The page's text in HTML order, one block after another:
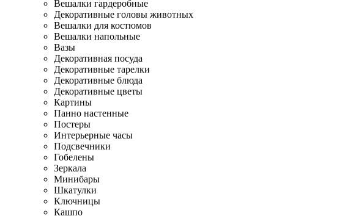
Вешалки гардеробные
Декоративные головы животных
Вешалки для костюмов
Вешалки напольные
Вазы
Декоративная посуда
Декоративные тарелки
Декоративные блюда
Декоративные цветы
Картины
Панно настенные
Постеры
Интерьерные часы
Подсвечники
Гобелены
Зеркала
Минибары
Шкатулки
Ключницы
Кашпо